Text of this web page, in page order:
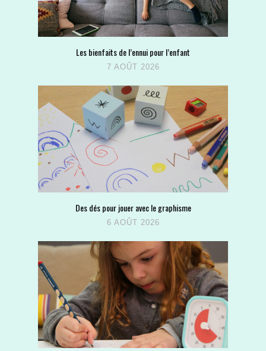
Les bienfaits de l’ennui pour l’enfant
7 AOÛT 2026
Des dés pour jouer avec le graphisme
6 AOÛT 2026